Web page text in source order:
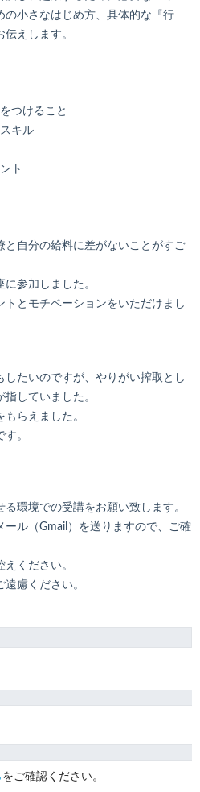
の小さなはじめ方、具体的な『行
えします。
つけること
キル
ト
と自分の給料に差がないことがすご
参加しました。
とモチベーションをいただけまし
したいのですが、やりがい搾取とし
していました。
らえました。
。
る環境での受講をお願い致します。
ール（Gmail）を送りますので、ご確
えください。
遠慮ください。
をご確認ください。